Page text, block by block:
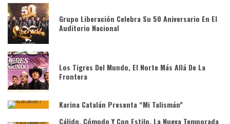
Grupo Liberación Celebra Su 50 Aniversario En El
Auditorio Nacional
Los Tigres Del Mundo, El Norte Más Allá De La
Frontera
Karina Catalán Presenta “Mi Talismán”
Cálido, Cómodo Y Con Estilo, La Nueva Temporada